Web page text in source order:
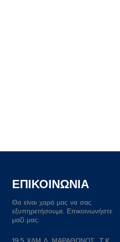
ΕΠΙΚΟΙΝΩΝΙΑ
Θα είναι χαρά μας να σας
εξυπηρετήσουμε. Επικοινωνήστε
μαζί μας: